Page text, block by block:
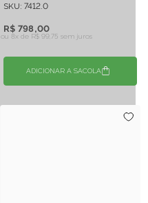
SKU: 7412.0
R$ 798,00
ou 8x de R$ 99,75 sem juros
ADICIONAR A SACOLA